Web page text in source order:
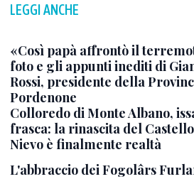
LEGGI ANCHE
«Così papà affrontò il
foto e gli appunti inediti di
Rossi, presidente della
Pordenone
Colloredo di Monte Albano,
frasca: la rinascita del
Nievo è finalmente realtà
L'abbraccio dei Fogolârs